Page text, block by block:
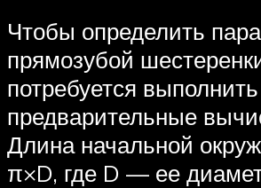
Чтобы определить
прямозубой
потребуется
предварительные
Длина начальной
π×D, где D — ее